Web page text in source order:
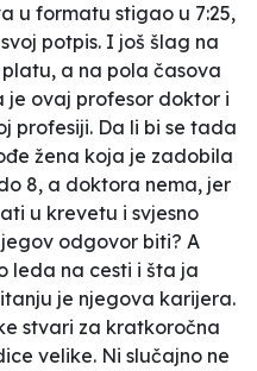
u formatu stigao u 7:25,
potpis. I još šlag na
a na pola časova
je ovaj profesor doktor i
profesiji. Da li bi se tada
žena koja je zadobila
8, a doktora nema, jer
u krevetu i svjesno
odgovor biti? A
leda na cesti i šta ja
je njegova karijera.
stvari za kratkoročna
velike. Ni slučajno ne